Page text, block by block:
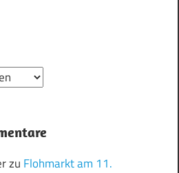
zu Flohmarkt am 11.